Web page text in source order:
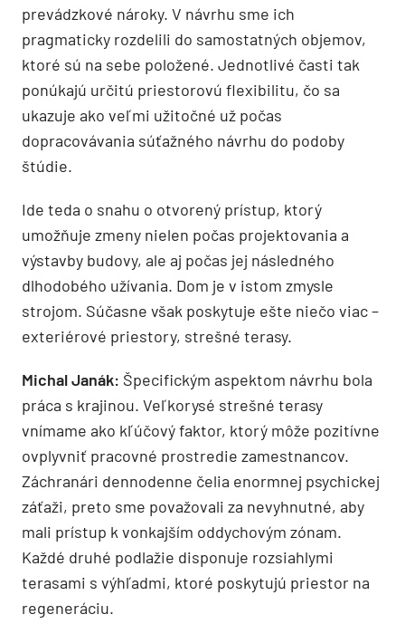
prevádzkové nároky. V návrhu sme ich
pragmaticky rozdelili do samostatných objemov,
ktoré sú na sebe položené. Jednotlivé časti tak
ponúkajú určitú priestorovú flexibilitu, čo sa
ukazuje ako veľmi užitočné už počas
dopracovávania súťažného návrhu do podoby
štúdie.
Ide teda o snahu o otvorený prístup, ktorý
umožňuje zmeny nielen počas projektovania a
výstavby budovy, ale aj počas jej následného
dlhodobého užívania. Dom je v istom zmysle
strojom. Súčasne však poskytuje ešte niečo viac –
exteriérové priestory, strešné terasy.
Michal Janák: Špecifickým aspektom návrhu bola
práca s krajinou. Veľkorysé strešné terasy
vnímame ako kľúčový faktor, ktorý môže pozitívne
ovplyvniť pracovné prostredie zamestnancov.
Záchranári dennodenne čelia enormnej psychickej
záťaži, preto sme považovali za nevyhnutné, aby
mali prístup k vonkajším oddychovým zónam.
Každé druhé podlažie disponuje rozsiahlymi
terasami s výhľadmi, ktoré poskytujú priestor na
regeneráciu.